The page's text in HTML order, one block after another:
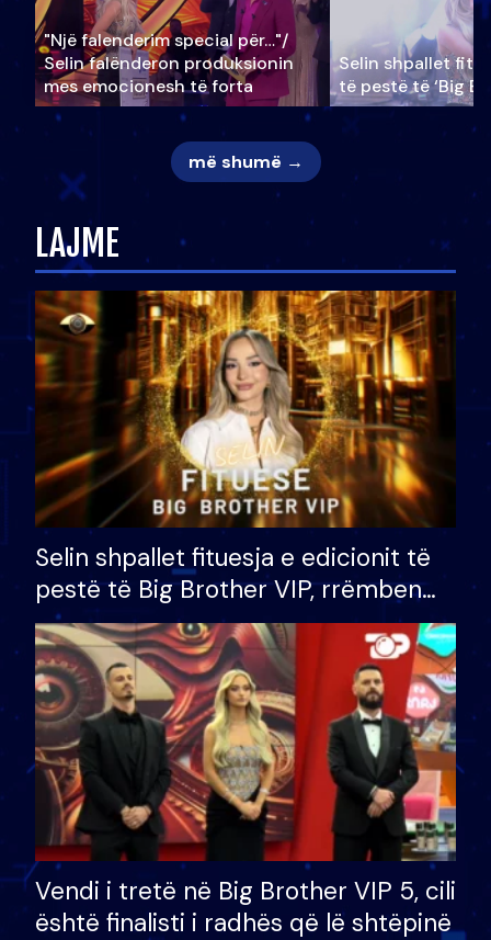
"Një falenderim special për…"/
Selin falënderon produksionin
mes emocionesh të forta
Selin shpallet
të pestë të ‘Big
më shumë →
LAJME
Selin shpallet fituesja e edicionit të
pestë të Big Brother VIP, rrëmben
çmimin e madh prej 100 mijë eurosh
Vendi i tretë në Big Brother VIP 5, cili
është finalisti i radhës që lë shtëpinë